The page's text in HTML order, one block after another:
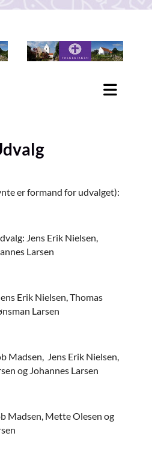
er formand for udvalget):
Jens Erik Nielsen,
Larsen
Erik Nielsen, Thomas
Larsen
Madsen, Jens Erik Nielsen,
og Johannes Larsen
Madsen, Mette Olesen og